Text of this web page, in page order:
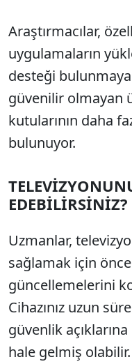
Araştırmacılar,
uygulamaların
desteği
güvenilir olmayan
kutularının daha
bulunuyor.
EDEBİLİRSİNİZ?
Uzmanlar,
sağlamak için
güncellemelerini
Cihazınız uzun
güvenlik
hale gelmiş olabilir.